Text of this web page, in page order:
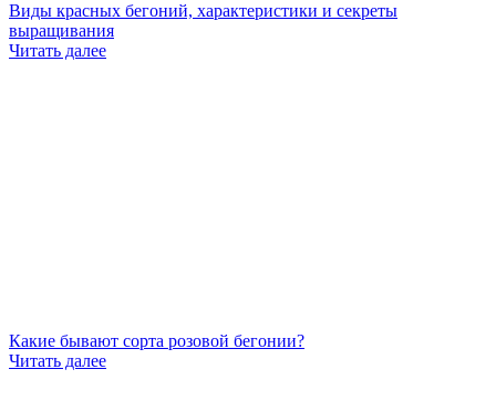
Виды красных бегоний, характеристики и секреты
выращивания
Читать далее
Какие бывают сорта розовой бегонии?
Читать далее